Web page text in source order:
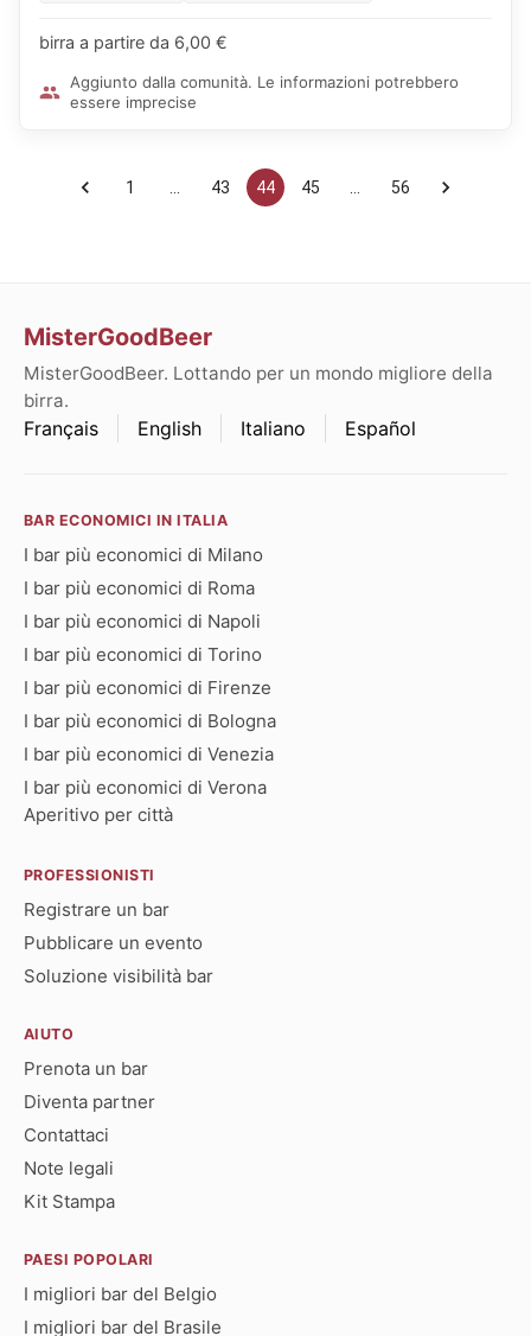
birra a partire da 6,00 €
Aggiunto dalla comunità. Le informazioni potrebbero
essere imprecise
1 43 44 45 56
MisterGoodBeer
MisterGoodBeer. Lottando per un mondo migliore della
birra.
Français English Italiano Español
BAR ECONOMICI IN ITALIA
I bar più economici di Milano
I bar più economici di Roma
I bar più economici di Napoli
I bar più economici di Torino
I bar più economici di Firenze
I bar più economici di Bologna
I bar più economici di Venezia
I bar più economici di Verona
Aperitivo per città
PROFESSIONISTI
Registrare un bar
Pubblicare un evento
Soluzione visibilità bar
AIUTO
Prenota un bar
Diventa partner
Contattaci
Note legali
Kit Stampa
PAESI POPOLARI
I migliori bar del Belgio
I migliori bar del Brasile